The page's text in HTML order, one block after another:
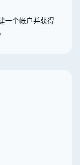
一个帐户并获得